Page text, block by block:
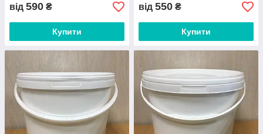
від 590 ₴
Купити
від 550 ₴
Купити